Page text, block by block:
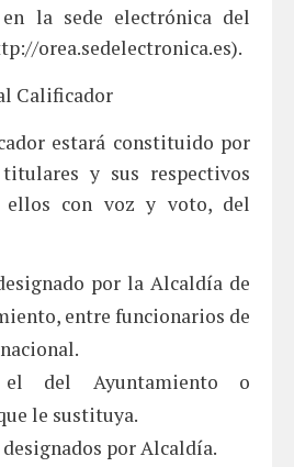
la sede electrónica del
orea.sedelectronica.es).
Calificador
estará constituido por
y sus respectivos
ellos con voz y voto, del
por la Alcaldía de
entre funcionarios de
el del Ayuntamiento o
le sustituya.
por Alcaldía.